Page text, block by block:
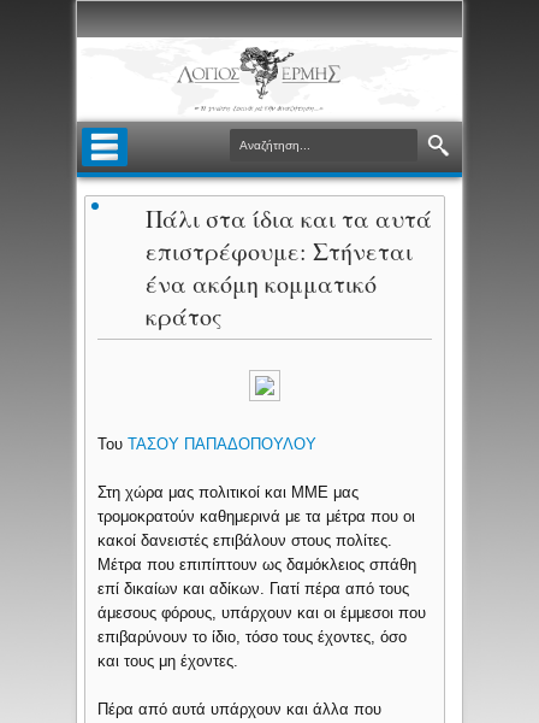
Πάλι στα ίδια και τα αυτά
επιστρέφουμε: Στήνεται
ένα ακόμη κομματικό
κράτος
ΤουΤΑΣΟΥ ΠΑΠΑΔΟΠΟΥΛΟΥ
Στη χώρα μας πολιτικοί και ΜΜΕ μας
τρομοκρατούν καθημερινά με τα μέτρα που οι
κακοί δανειστές επιβάλουν στους πολίτες.
Μέτρα που επιπίπτουν ως δαμόκλειος σπάθη
επί δικαίων και αδίκων. Γιατί πέρα από τους
άμεσους φόρους, υπάρχουν και οι έμμεσοι που
επιβαρύνουν το ίδιο, τόσο τους έχοντες, όσο
και τους μη έχοντες.
Πέρα από αυτά υπάρχουν και άλλα που